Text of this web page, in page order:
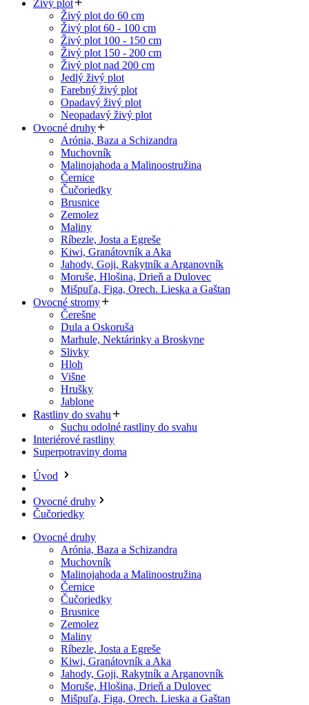
Živý plot
Živý plot do 60 cm
Živý plot 60 - 100 cm
Živý plot 100 - 150 cm
Živý plot 150 - 200 cm
Živý plot nad 200 cm
Jedlý živý plot
Farebný živý plot
Opadavý živý plot
Neopadavý živý plot
Ovocné druhy
Arónia, Baza a Schizandra
Muchovník
Malinojahoda a Malinoostružina
Černice
Čučoriedky
Brusnice
Zemolez
Maliny
Ríbezle, Josta a Egreše
Kiwi, Granátovník a Aka
Jahody, Goji, Rakytník a Arganovník
Moruše, Hlošina, Drieň a Dulovec
Mišpuľa, Figa, Orech. Lieska a Gaštan
Ovocné stromy
Čerešne
Dula a Oskoruša
Marhule, Nektárinky a Broskyne
Slivky
Hloh
Višne
Hrušky
Jablone
Rastliny do svahu
Suchu odolné rastliny do svahu
Interiérové rastliny
Superpotraviny doma
Úvod
Ovocné druhy
Čučoriedky
Ovocné druhy
Arónia, Baza a Schizandra
Muchovník
Malinojahoda a Malinoostružina
Černice
Čučoriedky
Brusnice
Zemolez
Maliny
Ríbezle, Josta a Egreše
Kiwi, Granátovník a Aka
Jahody, Goji, Rakytník a Arganovník
Moruše, Hlošina, Drieň a Dulovec
Mišpuľa, Figa, Orech. Lieska a Gaštan